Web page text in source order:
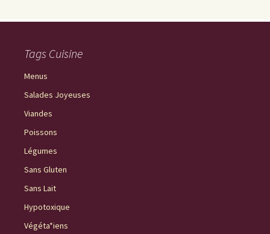
Tags Cuisine
Menus
Salades Joyeuses
Viandes
Poissons
Légumes
Sans Gluten
Sans Lait
Hypotoxique
Végéta*iens